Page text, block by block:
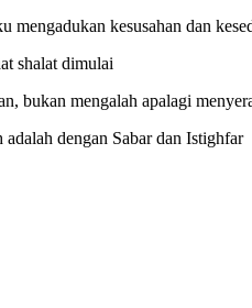
mengadukan kesusahan dan
shalat dimulai
bukan mengalah apalagi
adalah dengan Sabar dan Istighfar